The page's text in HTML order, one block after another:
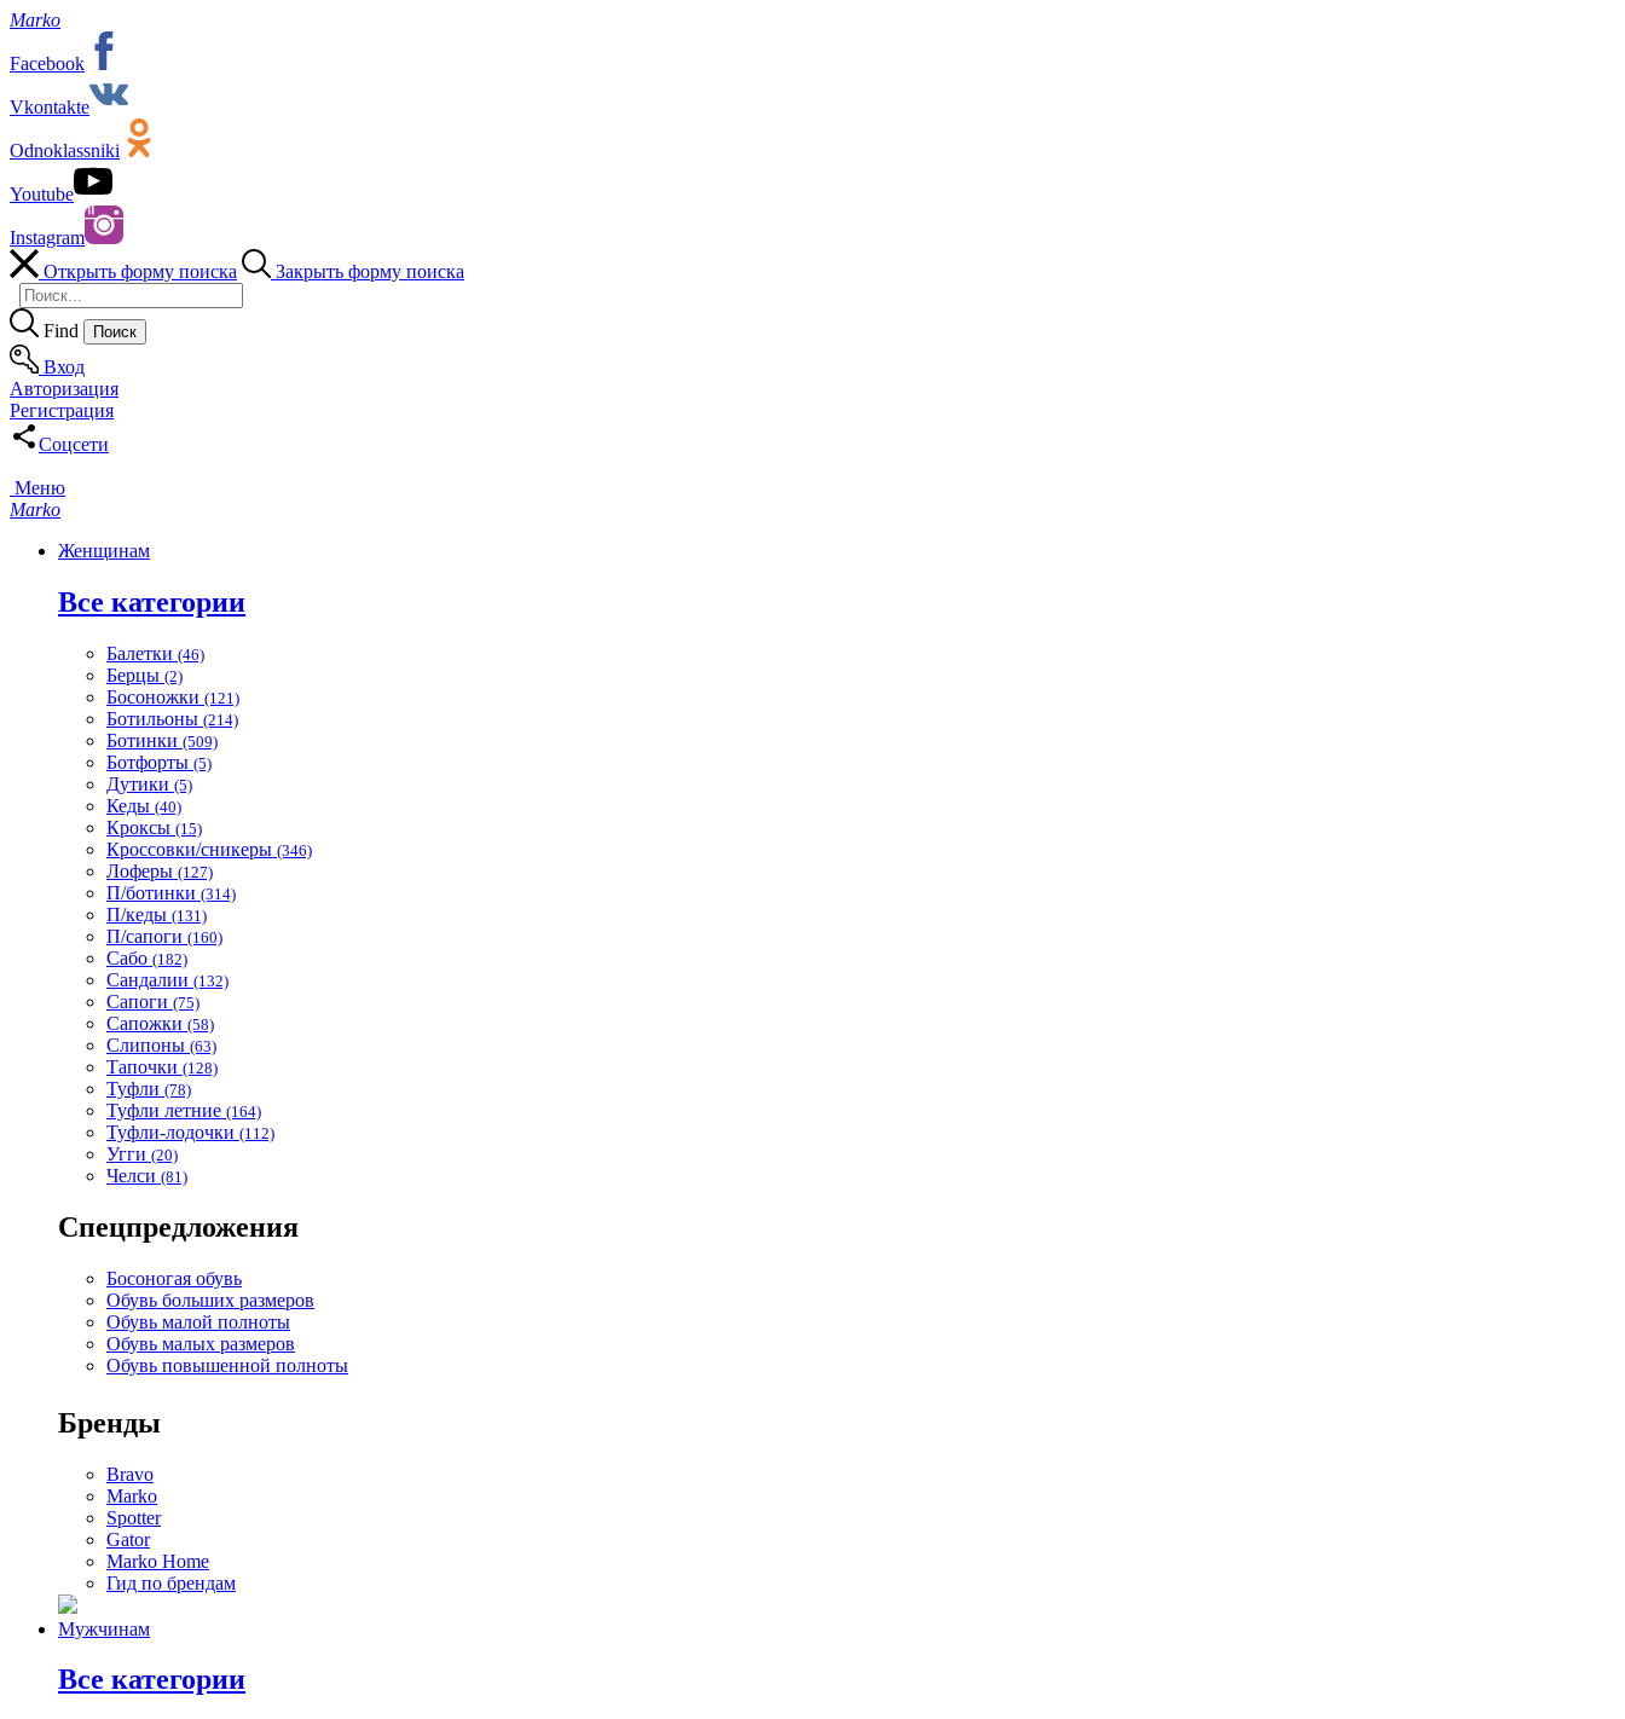
Marko
Facebook
Vkontakte
Odnoklassniki
Youtube
Instagram
Открыть форму поиска
Закрыть форму поиска
Find
Вход
Авторизация
Регистрация
Соцсети
Меню
Marko
Женщинам
Все категории
Балетки (46)
Берцы (2)
Босоножки (121)
Ботильоны (214)
Ботинки (509)
Ботфорты (5)
Дутики (5)
Кеды (40)
Кроксы (15)
Кроссовки/сникеры (346)
Лоферы (127)
П/ботинки (314)
П/кеды (131)
П/сапоги (160)
Сабо (182)
Сандалии (132)
Сапоги (75)
Сапожки (58)
Слипоны (63)
Тапочки (128)
Туфли (78)
Туфли летние (164)
Туфли-лодочки (112)
Угги (20)
Челси (81)
Спецпредложения
Босоногая обувь
Обувь больших размеров
Обувь малой полноты
Обувь малых размеров
Обувь повышенной полноты
Бренды
Bravo
Marko
Spotter
Gator
Marko Home
Гид по брендам
Мужчинам
Все категории